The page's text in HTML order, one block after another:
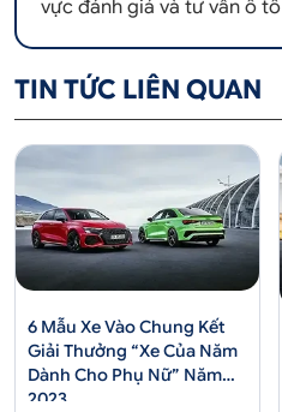
vực đánh giá và tư vấn ô tô
TIN TỨC LIÊN QUAN
6 Mẫu Xe Vào Chung Kết
Giải Thưởng “Xe Của Năm
Dành Cho Phụ Nữ” Năm
2023